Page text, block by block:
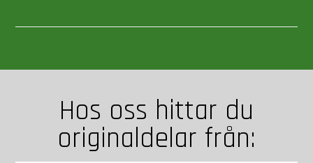
Hos oss hittar du
originaldelar från:​